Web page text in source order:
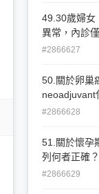
49.30歲婦女
異常，內診
檢查結果為侵襲
深度為5 mm
檢查正常。依照FIGO
#2866627
50.關於卵巢
neoadjuvant化學治療
切除乾淨或
學治療 (C)
行化學治療
#2866628
51.關於懷孕
列何者正確？ (A)懷孕時併有侵襲性子宮
頸癌的發生
#2866629